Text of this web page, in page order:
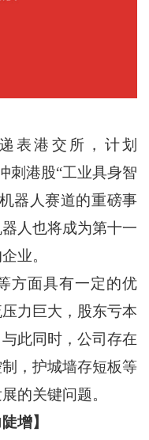
港交所，计划
刺港股“工业具身智
器人赛道的重磅事
人也将成为第十一
业。
面具有一定的优
力巨大，股东亏本
此同时，公司存在
，护城墙存短板等
的关键问题。
增】